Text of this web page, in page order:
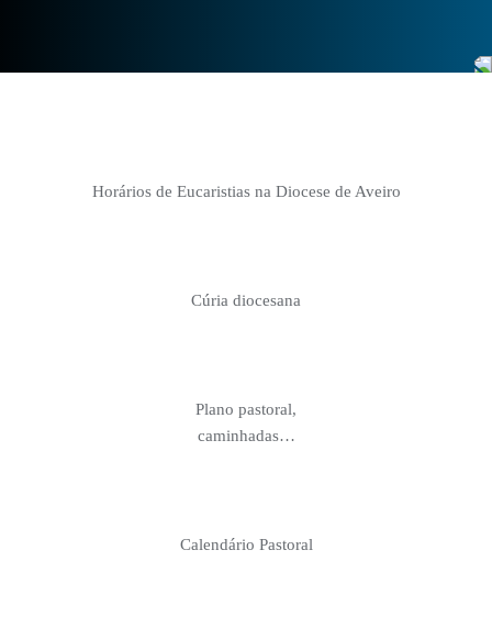
Horários de Eucaristias na Diocese de Aveiro
Cúria diocesana
Plano pastoral,
caminhadas…
Calendário Pastoral